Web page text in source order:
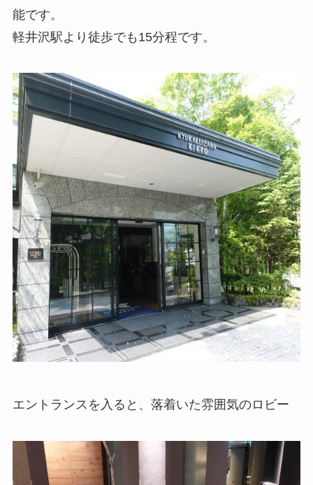
能です。
軽井沢駅より徒歩でも15分程です。
エントランスを入ると、落着いた雰囲気のロビー